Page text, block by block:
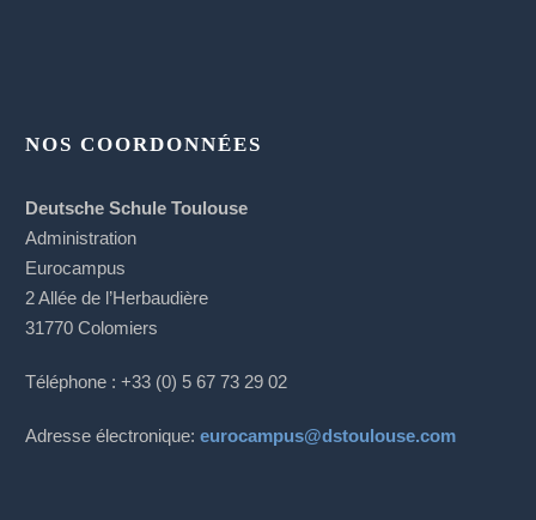
NOS COORDONNÉES
Deutsche Schule Toulouse
Administration
Eurocampus
2 Allée de l’Herbaudière
31770 Colomiers
Téléphone : +33 (0) 5 67 73 29 02
Adresse électronique:eurocampus@dstoulouse.com